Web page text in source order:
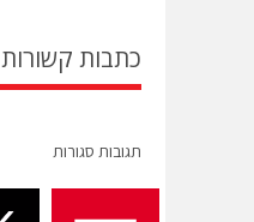
כתבות קשורות
תגובות סגורות